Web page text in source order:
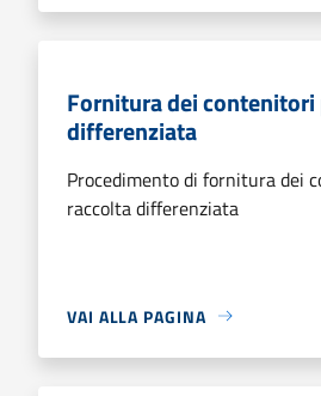
Fornitura dei contenitori
differenziata
Procedimento di fornitura dei
raccolta differenziata
VAI ALLA PAGINA